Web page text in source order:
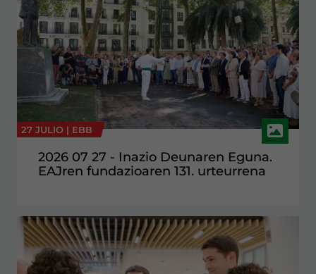
27 JULIO | EBB
2026 07 27 - Inazio Deunaren Eguna.
EAJren fundazioaren 131. urteurrena